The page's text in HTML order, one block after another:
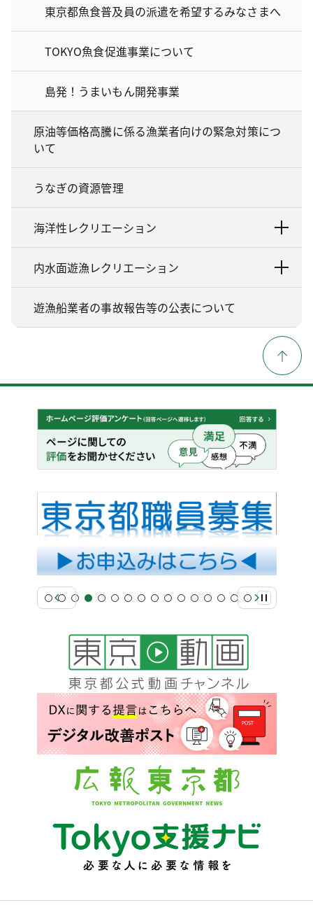
東京都魚食普及員の派遣を希望するみなさまへ
TOKYO魚食促進事業について
島発！うまいもん開発事業
原油等価格高騰に係る漁業者向けの緊急対策につ
いて
うなぎの資源管理
海洋性レクリエーション
内水面遊漁レクリエーション
遊漁船業者の事故報告等の公表について